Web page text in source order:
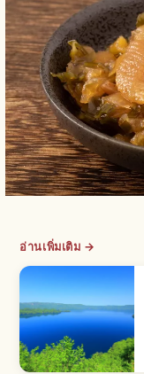
อ่านเพิ่มเติม →